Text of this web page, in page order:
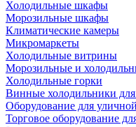
Холодильные шкафы
Морозильные шкафы
Климатические камеры
Микромаркеты
Холодильные витрины
Морозильные и
Холодильные горки
Винные холодильники для
Оборудование для
Торговое оборудование